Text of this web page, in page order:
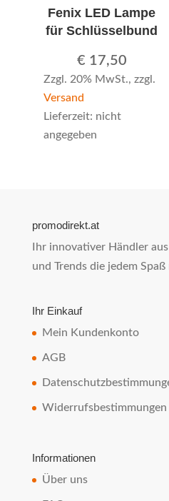
Fenix LED Lampe
für Schlüsselbund
€ 17,50
Zzgl. 20% MwSt., zzgl.
Versand
Lieferzeit: nicht
angegeben
promodirekt.at
Ihr innovativer Händler
und Trends die jedem Spaß
Ihr Einkauf
Mein Kundenkonto
AGB
Widerrufsbestimmungen
Informationen
Über uns